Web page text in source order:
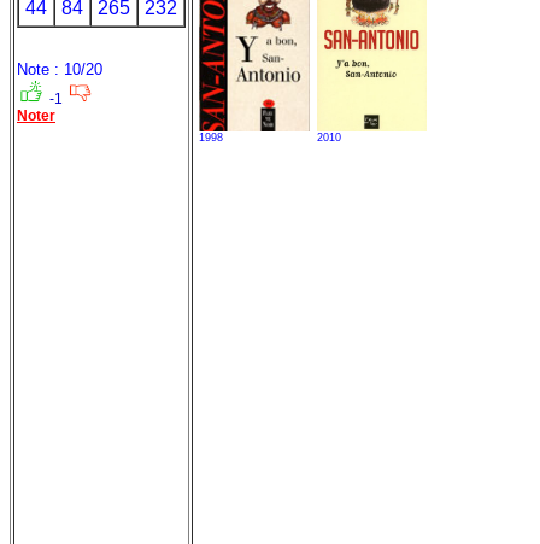
44 84 265 232
Note : 10/20
-1
Noter
1998 2010